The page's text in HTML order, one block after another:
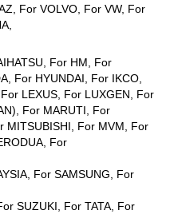
For VOLVO, For VW, For
For HM, For
For HYUNDAI, For IKCO,
LEXUS, For LUXGEN, For
For MARUTI, For
MITSUBISHI, For MVM, For
For
For SAMSUNG, For
SUZUKI, For TATA, For